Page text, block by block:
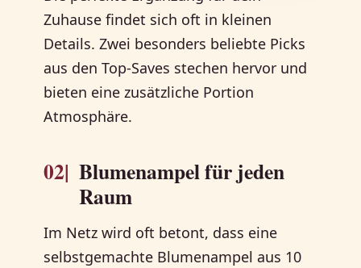
Zuhause findet sich oft in kleinen
Details. Zwei besonders beliebte Picks
aus den Top-Saves stechen hervor und
bieten eine zusätzliche Portion
Atmosphäre.
02| Blumenampel für jeden
Raum
Im Netz wird oft betont, dass eine
selbstgemachte Blumenampel aus 10